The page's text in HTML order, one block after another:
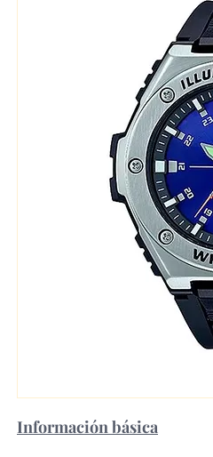
Información básica